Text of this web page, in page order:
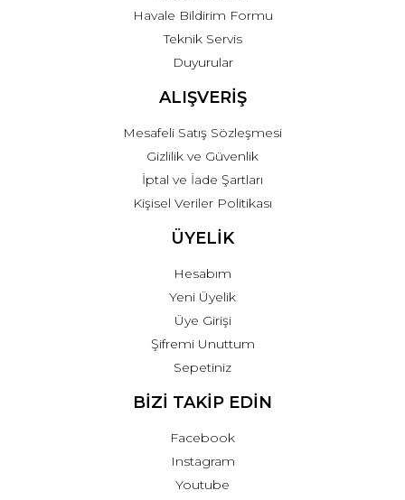
Havale Bildirim Formu
Teknik Servis
Duyurular
ALIŞVERİŞ
Mesafeli Satış Sözleşmesi
Gizlilik ve Güvenlik
İptal ve İade Şartları
Kişisel Veriler Politikası
ÜYELİK
Hesabım
Yeni Üyelik
Üye Girişi
Şifremi Unuttum
Sepetiniz
BİZİ TAKİP EDİN
Facebook
Instagram
Youtube